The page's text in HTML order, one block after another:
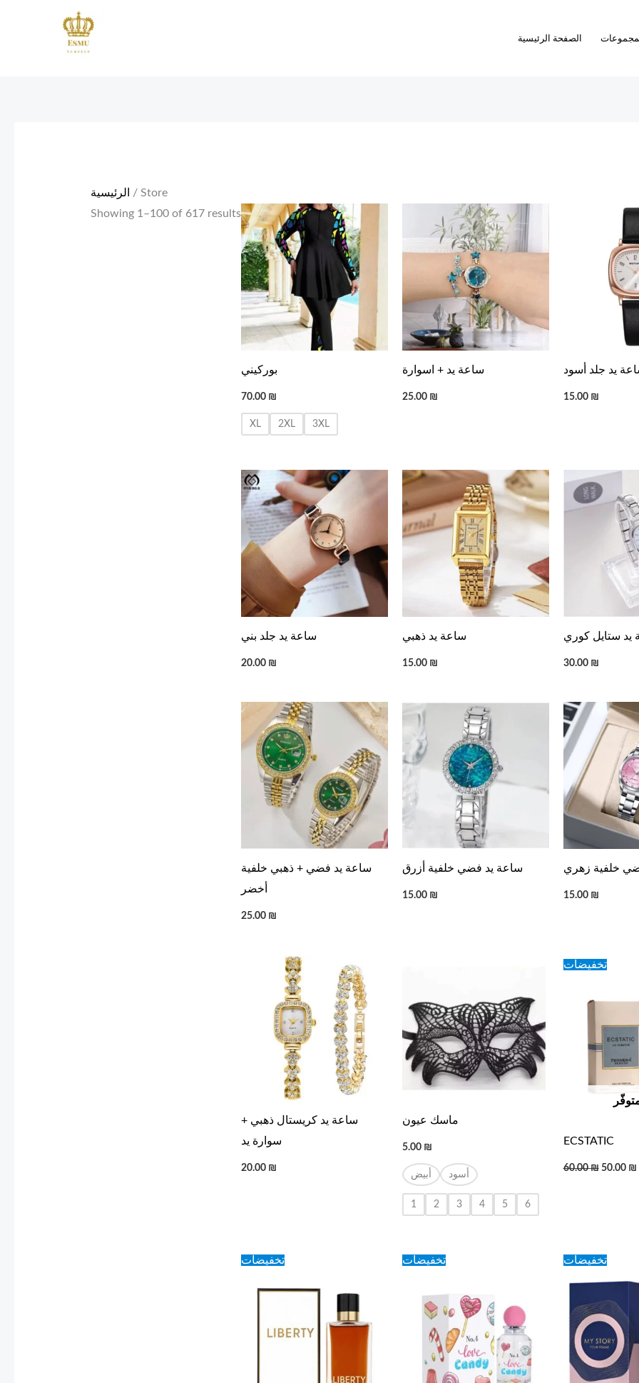
الصفحة الرئيسية
الرئيسية
/ Store
Showing 1–100 of 617 results
بوركيني
70.00 ₪
XL 2XL 3XL
ساعة يد + اسوارة
25.00 ₪
يد جلد أسود
15.00 ₪
ساعة يد جلد بني
20.00 ₪
ساعة يد ذهبي
15.00 ₪
يد ستايل كوري
30.00 ₪
ساعة يد فضي + ذهبي خلفية
أخضر
25.00 ₪
ساعة يد فضي خلفية أزرق
15.00 ₪
خلفية زهري
15.00 ₪
ساعة يد كريستال ذهبي +
سوارة يد
20.00 ₪
ماسك عيون
5.00 ₪
أبيض أسود
1 2 3 4 5 6
تخفيضات
ECSTATIC
60.00₪
Original
price
50.00 ₪
تخفيضاتOriginal
price
60.00 ₪.50.00 ₪.
تخفيضاتOriginal
price
60.00 ₪.
تخفيضاتOriginal
price
was: